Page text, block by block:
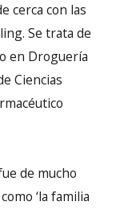
cerca con las
Se trata de
en Droguería
Ciencias
de mucho
‘la familia